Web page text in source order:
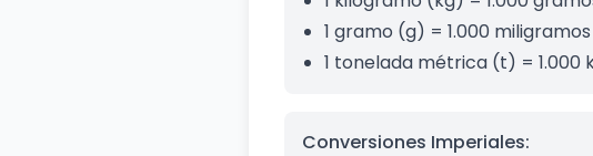
1 gramo (g) = 1.000
1 tonelada métrica (t) = 1.000
Conversiones Imperiales: